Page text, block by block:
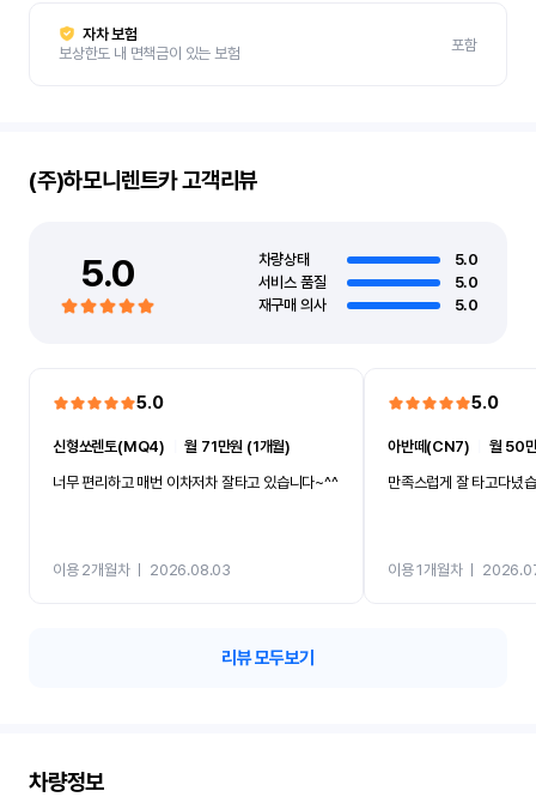
자차 보험
보상한도 내 면책금이 있는 보험
포함
(주)하모니렌트카고객리뷰
5.0 차량상태
5.0
서비스 품질
5.0
재구매 의사
5.0
5.0
신형쏘렌토(MQ4) ㅣ월 71만원 (1개월)
너무 편리하고 매번 이차저차 잘타고 있습니다~^^
이용 2개월차ㅣ 2026.08.03
5.0
아반떼(CN7)
월 50
만족스럽게 잘 타고다녔
이용 1개월차ㅣ
리뷰 모두보기
차량정보